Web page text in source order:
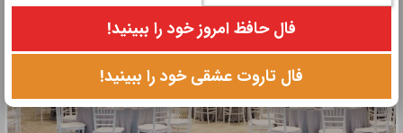
فال حافظ امروز خود را ببینید!
فال تاروت عشقی خود را ببینید!